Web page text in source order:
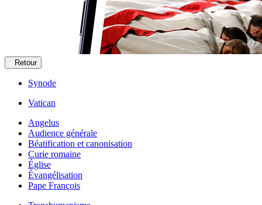
Retour
Synode
Vatican
Angelus
Audience générale
Béatification et canonisation
Curie romaine
Église
Évangélisation
Pape François